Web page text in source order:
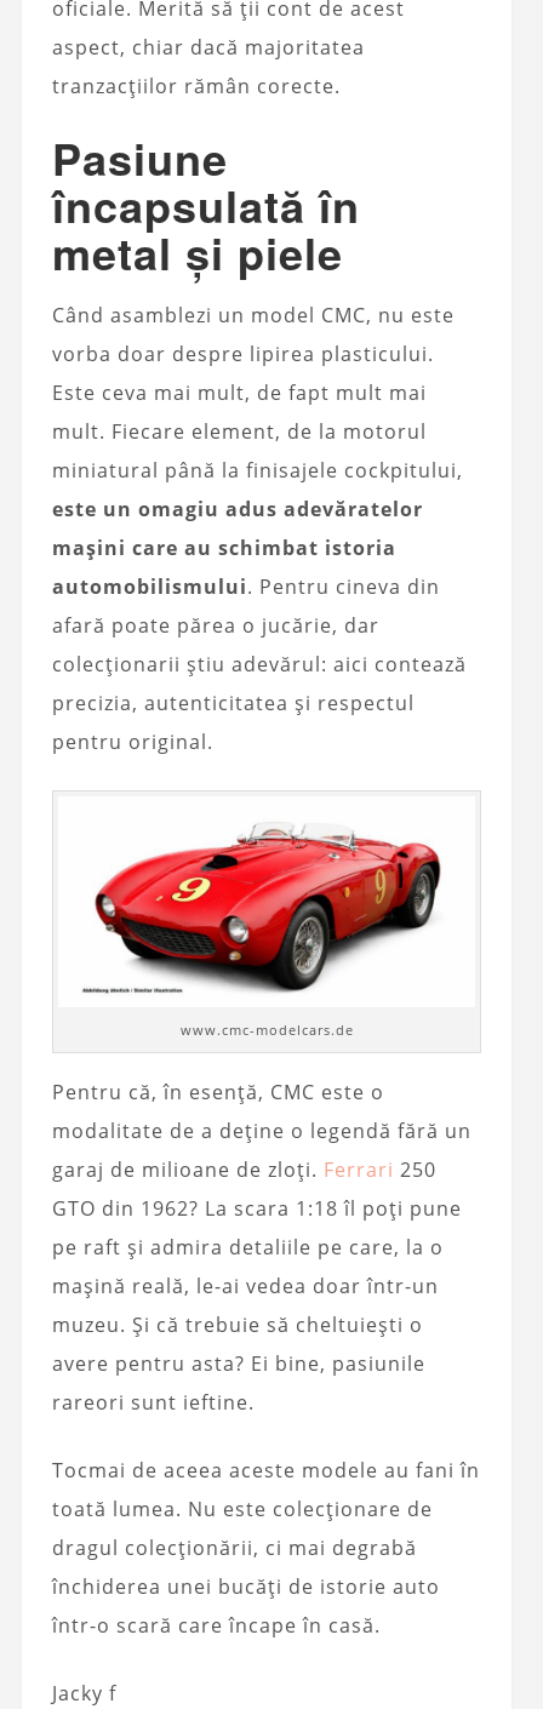
oficiale. Merită să ții cont de acest
aspect, chiar dacă majoritatea
tranzacțiilor rămân corecte.
Pasiune
încapsulată în
metal și piele
Când asamblezi un model CMC, nu este
vorba doar despre lipirea plasticului.
Este ceva mai mult, de fapt mult mai
mult. Fiecare element, de la motorul
miniatural până la finisajele cockpitului,
este un omagiu adus adevăratelor
mașini care au schimbat istoria
automobilismului. Pentru cineva din
afară poate părea o jucărie, dar
colecționarii știu adevărul: aici contează
precizia, autenticitatea și respectul
pentru original.
www.cmc-modelcars.de
Pentru că, în esență, CMC este o
modalitate de a deține o legendă fără un
garaj de milioane de zloți. Ferrari 250
GTO din 1962? La scara 1:18 îl poți pune
pe raft și admira detaliile pe care, la o
mașină reală, le-ai vedea doar într-un
muzeu. Și că trebuie să cheltuiești o
avere pentru asta? Ei bine, pasiunile
rareori sunt ieftine.
Tocmai de aceea aceste modele au fani în
toată lumea. Nu este colecționare de
dragul colecționării, ci mai degrabă
închiderea unei bucăți de istorie auto
într-o scară care încape în casă.
Jacky f